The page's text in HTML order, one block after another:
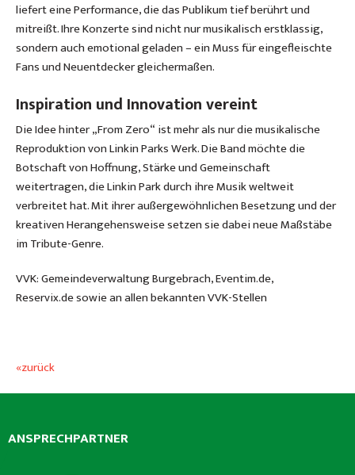
liefert eine Performance, die das Publikum tief berührt und
mitreißt. Ihre Konzerte sind nicht nur musikalisch erstklassig,
sondern auch emotional geladen – ein Muss für eingefleischte
Fans und Neuentdecker gleichermaßen.
Inspiration und Innovation vereint
Die Idee hinter „From Zero“ ist mehr als nur die musikalische
Reproduktion von Linkin Parks Werk. Die Band möchte die
Botschaft von Hoffnung, Stärke und Gemeinschaft
weitertragen, die Linkin Park durch ihre Musik weltweit
verbreitet hat. Mit ihrer außergewöhnlichen Besetzung und der
kreativen Herangehensweise setzen sie dabei neue Maßstäbe
im Tribute-Genre.
VVK: Gemeindeverwaltung Burgebrach, Eventim.de,
Reservix.de sowie an allen bekannten VVK-Stellen
«zurück
ANSPRECHPARTNER